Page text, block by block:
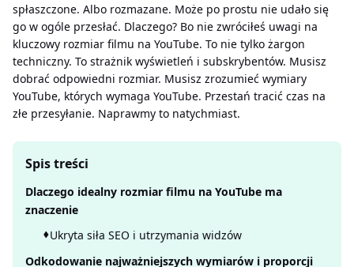
spłaszczone. Albo rozmazane. Może po prostu nie udało się
go w ogóle przesłać. Dlaczego? Bo nie zwróciłeś uwagi na
kluczowy rozmiar filmu na YouTube. To nie tylko żargon
techniczny. To strażnik wyświetleń i subskrybentów. Musisz
dobrać odpowiedni rozmiar. Musisz zrozumieć wymiary
YouTube, których wymaga YouTube. Przestań tracić czas na
złe przesyłanie. Naprawmy to natychmiast.
Spis treści
Dlaczego idealny rozmiar filmu na YouTube ma
znaczenie
Ukryta siła SEO i utrzymania widzów
Odkodowanie najważniejszych wymiarów i proporcji